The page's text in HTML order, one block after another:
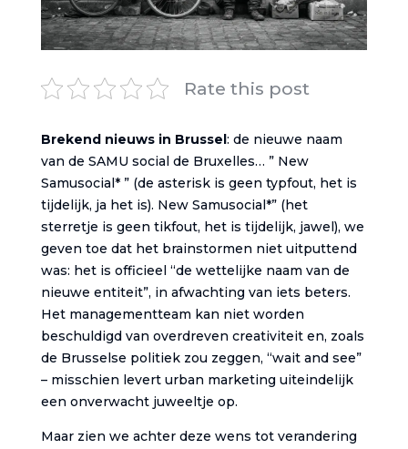
Rate this post
Brekend nieuws in Brussel : de nieuwe naam
van de SAMU social de Bruxelles… ” New
Samusocial* ” (de asterisk is geen typfout, het is
tijdelijk, ja het is). New Samusocial*” (het
sterretje is geen tikfout, het is tijdelijk, jawel), we
geven toe dat het brainstormen niet uitputtend
was: het is officieel “de wettelijke naam van de
nieuwe entiteit”, in afwachting van iets beters.
Het managementteam kan niet worden
beschuldigd van overdreven creativiteit en, zoals
de Brusselse politiek zou zeggen, “wait and see”
– misschien levert urban marketing uiteindelijk
een onverwacht juweeltje op.
Maar zien we achter deze wens tot verandering